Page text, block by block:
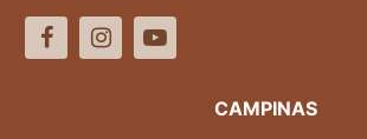
CAMPINAS